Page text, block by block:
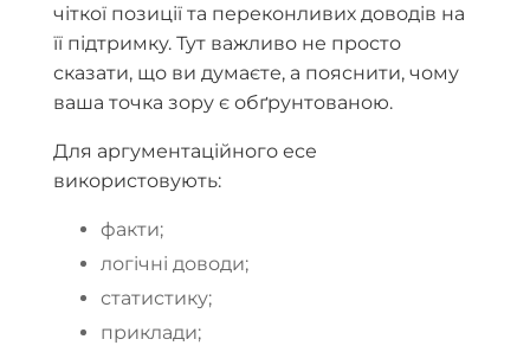
чіткої позиції та переконливих доводів на
її підтримку. Тут важливо не просто
сказати, що ви думаєте, а пояснити, чому
ваша точка зору є обґрунтованою.
Для аргументаційного есе
використовують:
факти;
логічні доводи;
статистику;
приклади;